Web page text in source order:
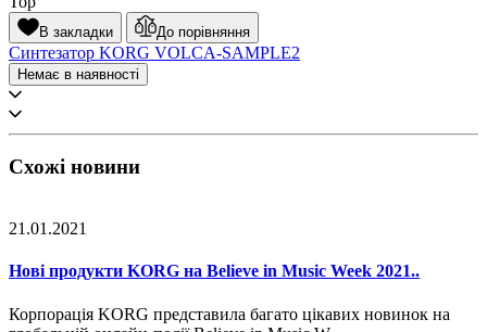
В закладки До порівняння
Синтезатор KORG VOLCA-SAMPLE2
Немає в наявності
Схожі новини
21.01.2021
Нові продукти KORG на Believe in Music Week 2021..
Корпорація KORG представила багато цікавих новинок на